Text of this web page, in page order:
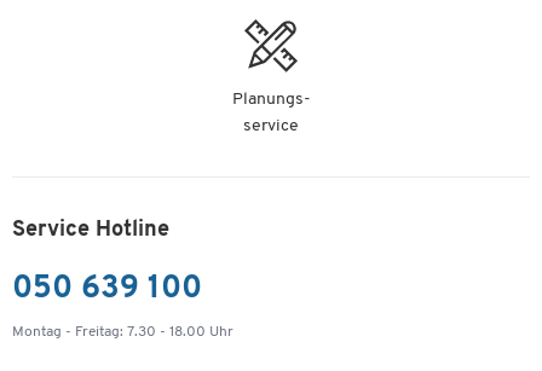
Planungs-
service
Service Hotline
050 639 100
Montag - Freitag: 7.30 - 18.00 Uhr